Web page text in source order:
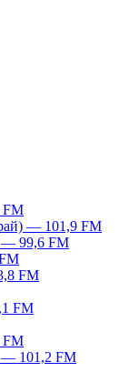
FM
— 101,9 FM
— 99,6 FM
FM
FM
FM
— 101,2 FM